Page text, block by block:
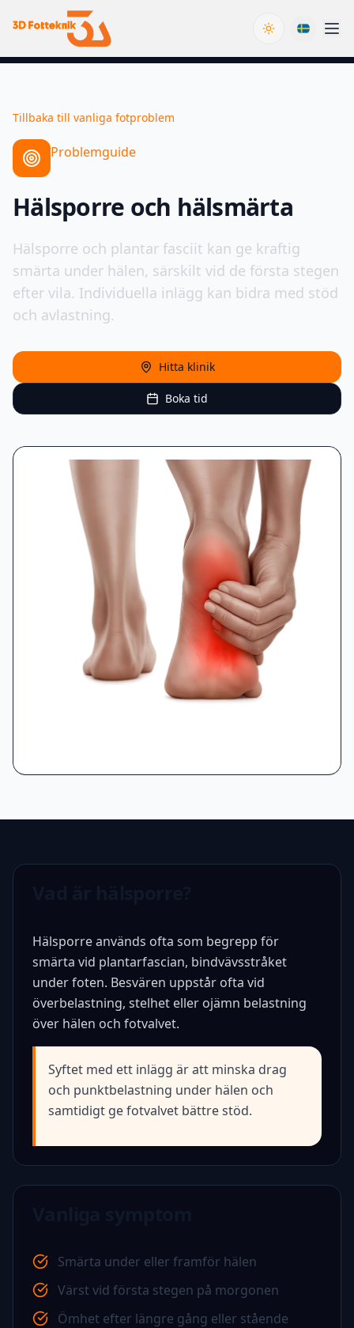
Toggle theme
Tillbaka till vanliga fotproblem
Problemguide
Hälsporre och hälsmärta
Hälsporre och plantar fasciit kan ge kraftig
smärta under hälen, särskilt vid de första stegen
efter vila. Individuella inlägg kan bidra med stöd
och avlastning.
Hitta klinik
Boka tid
Hälsporre används ofta som begrepp för
smärta vid plantarfascian, bindvävsstråket
under foten. Besvären uppstår ofta vid
överbelastning, stelhet eller ojämn belastning
över hälen och fotvalvet.
Syftet med ett inlägg är att minska drag
och punktbelastning under hälen och
samtidigt ge fotvalvet bättre stöd.
Smärta under eller framför hälen
Värst vid första stegen på morgonen
Ömhet efter längre gång eller stående